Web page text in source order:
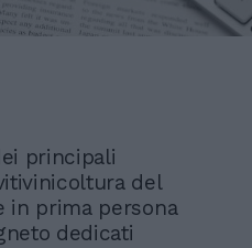
principali
del
in prima persona
dedicati